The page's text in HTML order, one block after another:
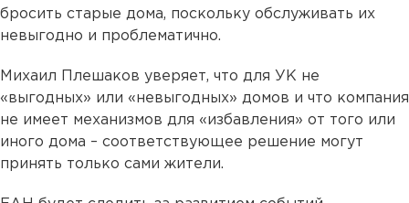
бросить старые дома, поскольку обслуживать их
невыгодно и проблематично.
Михаил Плешаков уверяет, что для УК не
«выгодных» или «невыгодных» домов и что компания
не имеет механизмов для «избавления» от того или
иного дома – соответствующее решение могут
принять только сами жители.